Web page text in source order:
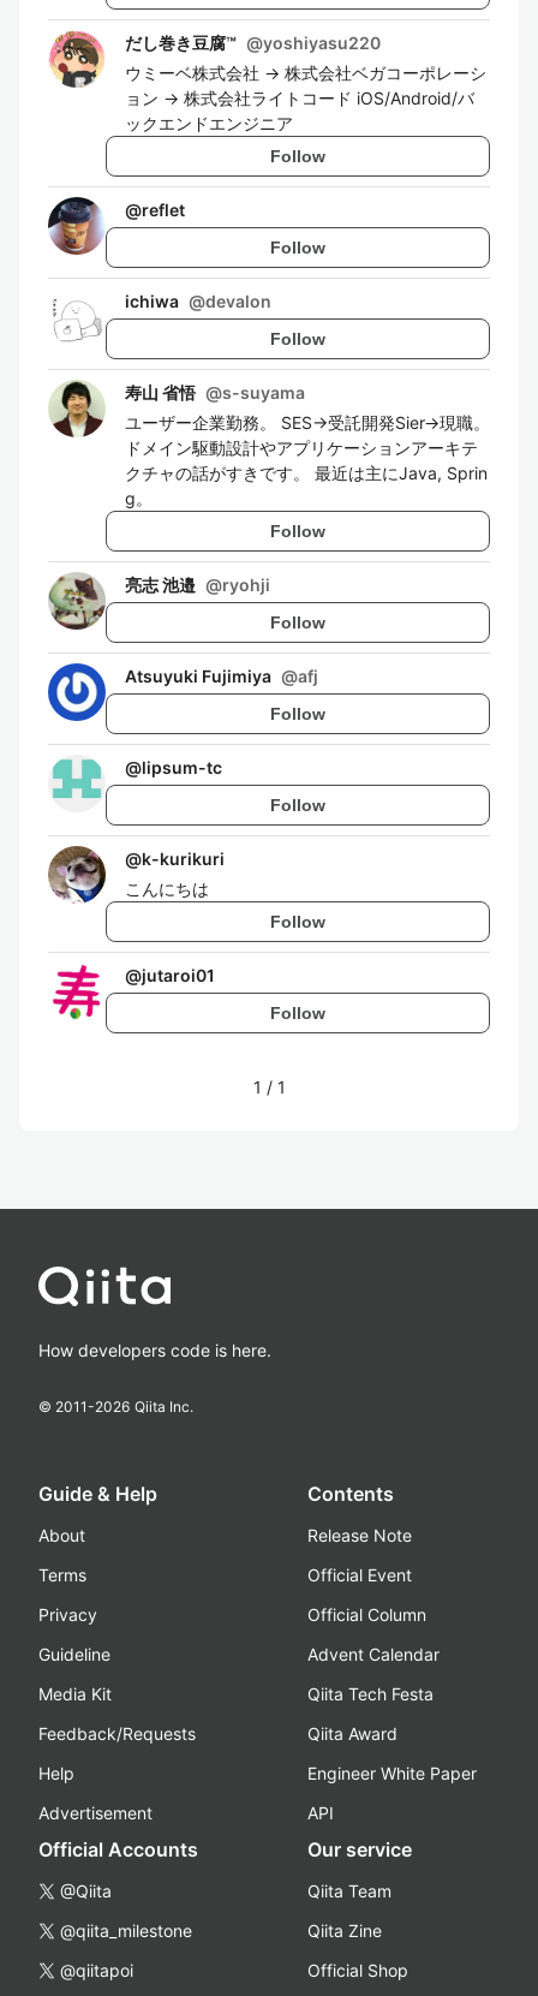
だし巻き豆腐™️ @yoshiyasu220
ウミーベ株式会社 -> 株式会社ベガコーポレーシ
ョン -> 株式会社ライトコード iOS/Android/バ
ックエンドエンジニア
Follow
@reflet
Follow
ichiwa @devalon
Follow
寿山 省悟 @s-suyama
ユーザー企業勤務。 SES→受託開発Sier→現職。
ドメイン駆動設計やアプリケーションアーキテ
クチャの話がすきです。 最近は主にJava, Sprin
g。
Follow
亮志 池邉 @ryohji
Follow
Atsuyuki Fujimiya @afj
Follow
@lipsum-tc
Follow
@k-kurikuri
こんにちは
Follow
@jutaroi01
Follow
1 / 1
How developers code is here.
© 2011-2026 Qiita Inc.
Guide & Help
About
Terms
Privacy
Guideline
Media Kit
Feedback/Requests
Help
Advertisement
Contents
Release Note
Official Event
Official Column
Advent Calendar
Qiita Tech Festa
Qiita Award
Engineer White Paper
API
Official Accounts
@Qiita
@qiita_milestone
@qiitapoi
Our service
Qiita Team
Qiita Zine
Official Shop